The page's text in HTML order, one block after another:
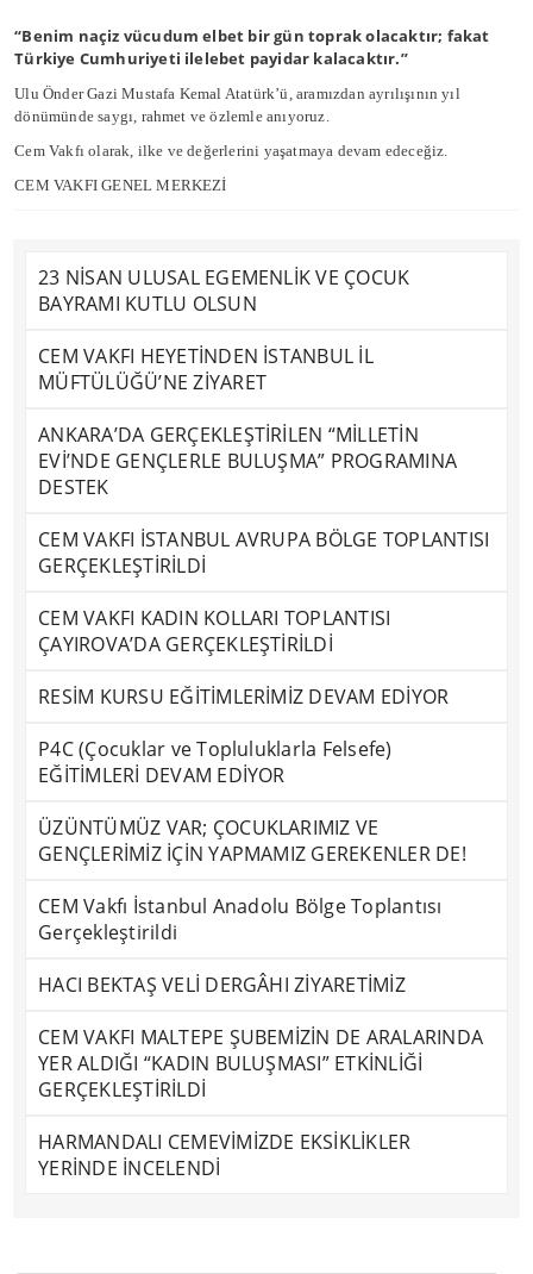
“Benim naçiz vücudum elbet bir gün toprak olacaktır; fakat
Türkiye Cumhuriyeti ilelebet payidar kalacaktır.”
Ulu Önder Gazi Mustafa Kemal Atatürk’ü, aramızdan ayrılışının yıl
dönümünde saygı, rahmet ve özlemle anıyoruz.
Cem Vakfı olarak, ilke ve değerlerini yaşatmaya devam edeceğiz.
CEM VAKFI GENEL MERKEZİ
23 NİSAN ULUSAL EGEMENLİK VE ÇOCUK
BAYRAMI KUTLU OLSUN
CEM VAKFI HEYETİNDEN İSTANBUL İL
MÜFTÜLÜĞÜ’NE ZİYARET
ANKARA’DA GERÇEKLEŞTİRİLEN “MİLLETİN
EVİ’NDE GENÇLERLE BULUŞMA” PROGRAMINA
DESTEK
CEM VAKFI İSTANBUL AVRUPA BÖLGE TOPLANTISI
GERÇEKLEŞTİRİLDİ
CEM VAKFI KADIN KOLLARI TOPLANTISI
ÇAYIROVA’DA GERÇEKLEŞTİRİLDİ
RESİM KURSU EĞİTİMLERİMİZ DEVAM EDİYOR
P4C (Çocuklar ve Topluluklarla Felsefe)
EĞİTİMLERİ DEVAM EDİYOR
ÜZÜNTÜMÜZ VAR; ÇOCUKLARIMIZ VE
GENÇLERİMİZ İÇİN YAPMAMIZ GEREKENLER DE!
CEM Vakfı İstanbul Anadolu Bölge Toplantısı
Gerçekleştirildi
HACI BEKTAŞ VELİ DERGÂHI ZİYARETİMİZ
CEM VAKFI MALTEPE ŞUBEMİZİN DE ARALARINDA
YER ALDIĞI “KADIN BULUŞMASI” ETKİNLİĞİ
GERÇEKLEŞTİRİLDİ
HARMANDALI CEMEVİMİZDE EKSİKLİKLER
YERİNDE İNCELENDİ